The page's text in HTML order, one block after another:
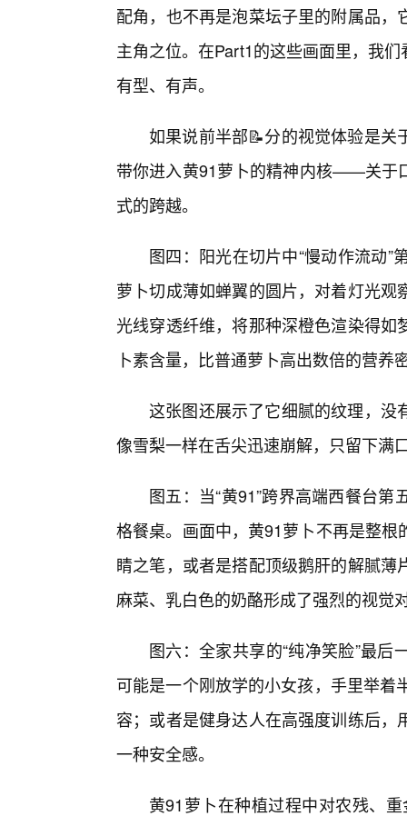
配角，也不再是泡菜坛子里的附属品
主角之位。在Part1的这些画面里，我
有型、有声。
如果说前半部📝分的视觉体验是关
带你进入黄91萝卜的精神内核——关于
式的跨越。
图四：阳光在切片中“慢动作流动
萝卜切成薄如蝉翼的圆片，对着灯光
光线穿透纤维，将那种深橙色渲染得
卜素含量，比普通萝卜高出数倍的营
这张图还展示了它细腻的纹理，没
像雪梨一样在舌尖迅速崩解，只留下满
图五：当“黄91”跨界高端西餐台
格餐桌。画面中，黄91萝卜不再是整
睛之笔，或者是搭配顶级鹅肝的解腻
麻菜、乳白色的奶酪形成了强烈的视觉
图六：全家共享的“纯净笑脸”最
可能是一个刚放学的小女孩，手里举
容；或者是健身达人在高强度训练后
一种安全感。
黄91萝卜在种植过程中对农残、